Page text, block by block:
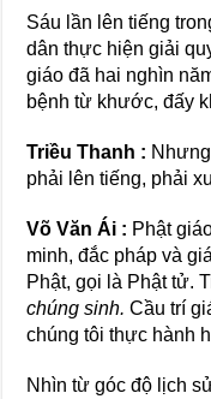
Sáu lần lên tiếng
dân thực hiện giải
giáo đã hai nghìn
bệnh từ khước, đấy
Triều Thanh :
phải lên tiếng, phải
Võ Văn Ái : Phật
minh, đắc pháp và
Phật, gọi là Phật tử.
chúng sinh. Cầu trí
chúng tôi thực hành
Nhìn từ góc độ lịch